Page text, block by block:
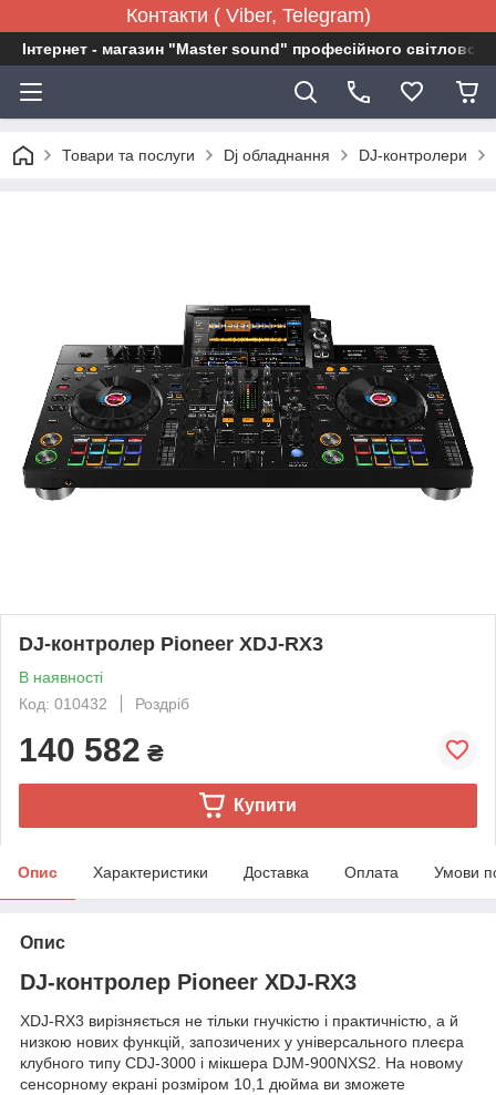
Контакти ( Viber, Telegram)
Інтернет - магазин "Master sound" професійного
Товари та послуги Dj обладнання DJ-контролери
DJ-контролер Pioneer XDJ-RX3
В наявності
Код: 010432
Роздріб
140 582 ₴
Купити
Опис Характеристики Доставка Оплата Умови
Опис
DJ-контролер Pioneer XDJ-RX3
XDJ-RX3 вирізняється не тільки гнучкістю і практичністю, а й
низкою нових функцій, запозичених у універсального плеєра
клубного типу CDJ-3000 і мікшера DJM-900NXS2. На новому
сенсорному екрані розміром 10,1 дюйма ви зможете